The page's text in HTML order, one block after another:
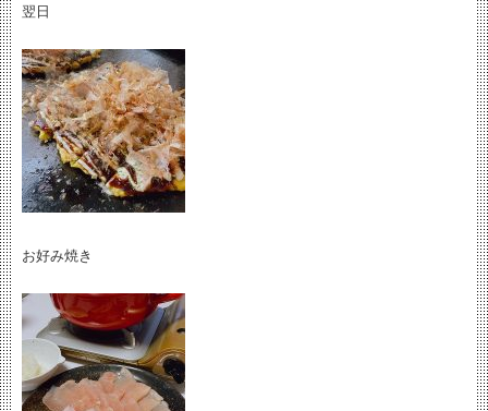
翌日
お好み焼き